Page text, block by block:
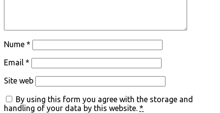
Nume *
Email *
Site web
By using this form you agree with the storage and
handling of your data by this website. *